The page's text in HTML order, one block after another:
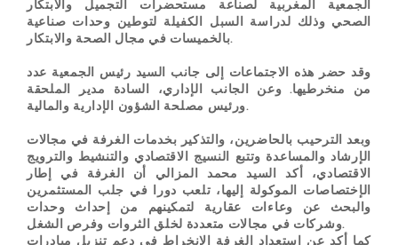
الجمعية المغربية لصناعة مستحضرات التجميل والابتكار
الصحي وذلك لدراسة السبل الكفيلة لتوطين وحدات صناعية
بالخميسات في مجال الصحة والابتكار.
وقد حضر هذه الاجتماعات إلى جانب السيد رئيس الجمعية عدد
من منخرطيها. وعن الجانب الإداري، السادة مدير الملحقة
ورئيس مصلحة الشؤون الإدارية والمالية.
وبعد الترحيب بالحاضرين، والتذكير بخدمات الغرفة في مجالات
الإرشاد والمساعدة وتتبع النسيج الاقتصادي والتنشيط والترويج
الاقتصادي، أكد السيد محمد المزالي أن الغرفة في إطار
الإختصاصات الموكولة إليها، تلعب دورا في جلب المستثمرين
والبحث عن وعاءات عقارية لتمكينهم من إحداث وحدات
وشركات في مجالات متعددة لخلق الثروات وفرص الشغل.
كما أكد عن استعداد الغرفة الانخراط في دعم تنزيل مبادرات